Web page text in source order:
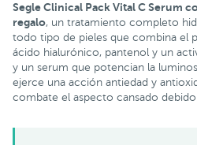
Segle Clinical Pack Vital C Serum
regalo, un tratamiento completo
todo tipo de pieles que combina el
ácido hialurónico, pantenol y un
y un serum que potencian la
ejerce una acción antiedad y
combate el aspecto cansado debido